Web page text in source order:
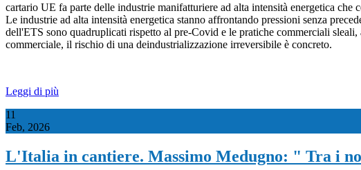
cartario UE fa parte delle industrie manifatturiere ad alta intensità energetica
Le industrie ad alta intensità energetica stanno affrontando pressioni senza
dell'ETS sono quadruplicati rispetto al pre-Covid e le pratiche commerciali
commerciale, il rischio di una deindustrializzazione irreversibile è concreto.
Leggi di più
11
Feb, 2026
L'Italia in cantiere. Massimo Medugno: " Tra i